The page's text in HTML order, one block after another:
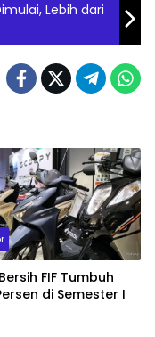
Lebih dari
FIF Tumbuh
di Semester I